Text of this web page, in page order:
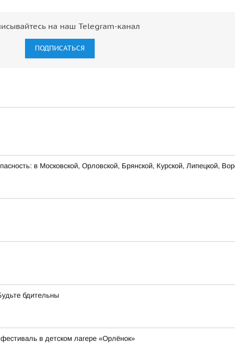
на наш Telegram-канал
ПОДПИСАТЬСЯ
в Московской, Орловской, Брянской, Курской, Липецкой,
бдительны
в детском лагере «Орлёнок»